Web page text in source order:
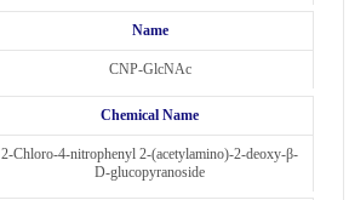
Name
CNP-GlcNAc
Chemical Name
2-Chloro-4-nitrophenyl 2-(acetylamino)-2-deoxy-β-
D-glucopyranoside